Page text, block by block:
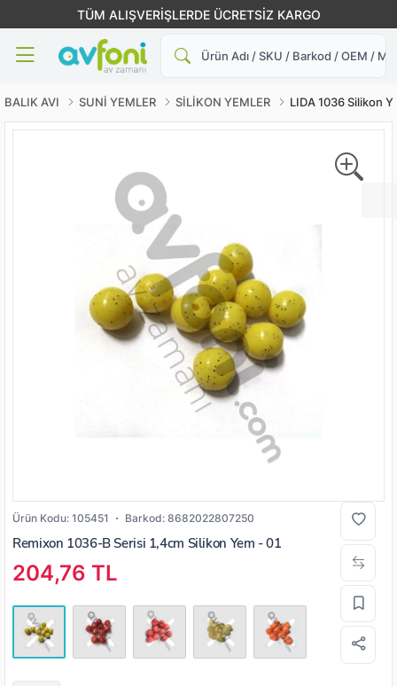
TÜM ALIŞVERİŞLERDE ÜCRETSİZ KARGO
BALIK AVI SUNİ YEMLER SİLİKON YEMLER LIDA 1036 Silikon
Ürün Kodu: 105451 Barkod: 8682022807250
Remixon 1036-B Serisi 1,4cm Silikon Yem - 01
204,76 TL